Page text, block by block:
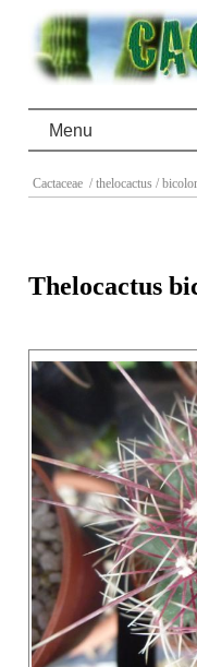
Menu
Cactaceae / thelocactus /
Thelocactus